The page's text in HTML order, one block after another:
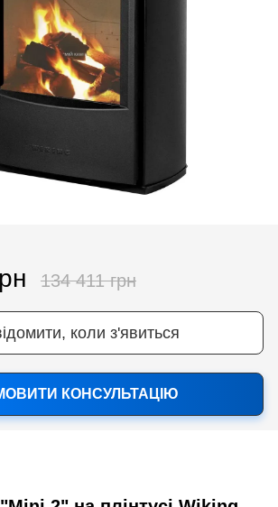
134 411 грн
коли з'явиться
КОНСУЛЬТАЦІЮ